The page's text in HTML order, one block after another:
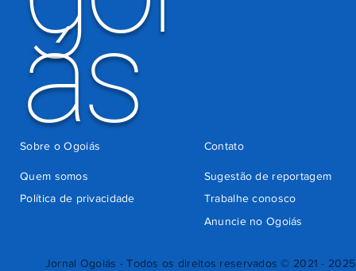
Jornal Ogoiás - Todos os direitos reservados © 2021 - 2025
ás
Quem somos
Sugestão de reportagem
Trabalhe conosco
Política de privacidade
Anuncie no Ogoiás
Contato
Sobre o Ogoiás